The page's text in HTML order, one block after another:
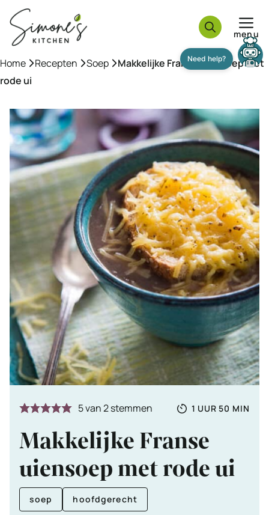
naar
inhoud
menu
Home »Recepten »Soep »Makkelijke Franse uiensoep met
rode ui
5van2stemmen
Totale
1 UUR
UUR 50 MIN
Makkelijke Franse
uiensoep met rode ui
soep hoofdgerecht
Need help?